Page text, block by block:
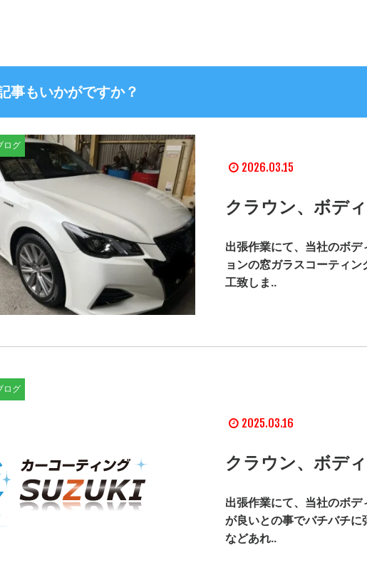
事もいかがですか？
ログ
2026.03.15
クラウン、ボデ
出張作業にて、当社のボデ
ョンの窓ガラスコーティ
工致しま..
ログ
2025.03.16
クラウン、ボデ
出張作業にて、当社のボデ
が良いとの事でバチバチ
などあれ..